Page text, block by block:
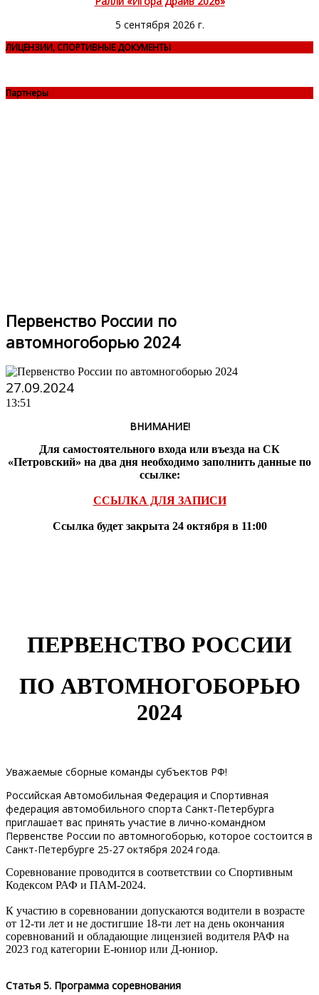
5 сентября 2026 г.
ЛИЦЕНЗИИ, СПОРТИВНЫЕ ДОКУМЕНТЫ
Партнеры
Первенство России по
автомногоборью 2024
27.09.2024
13:51
ВНИМАНИЕ!
Для самостоятельного входа или въезда на СК
«Петровский» на два дня необходимо заполнить данные по
ссылке:
ССЫЛКА ДЛЯ ЗАПИСИ
Ссылка будет закрыта 24 октября в 11:00
ПЕРВЕНСТВО РОССИИ
ПО АВТОМНОГОБОРЬЮ
2024
Уважаемые сборные команды субъектов РФ!
Российская Автомобильная Федерация и Спортивная
федерация автомобильного спорта Санкт-Петербурга
приглашает вас принять участие в лично-командном
Первенстве России по автомногоборью, которое состоится в
Санкт-Петербурге 25-27 октября 2024 года.
Соревнование проводится в соответствии со Спортивным
Кодексом РАФ и ПАМ-2024.
К участию в соревновании допускаются водители в возрасте
от 12-ти лет и не достигшие 18-ти лет на день окончания
соревнований и обладающие лицензией водителя РАФ на
2023 год категории Е-юниор или Д-юниор.
Статья 5. Программа соревнования